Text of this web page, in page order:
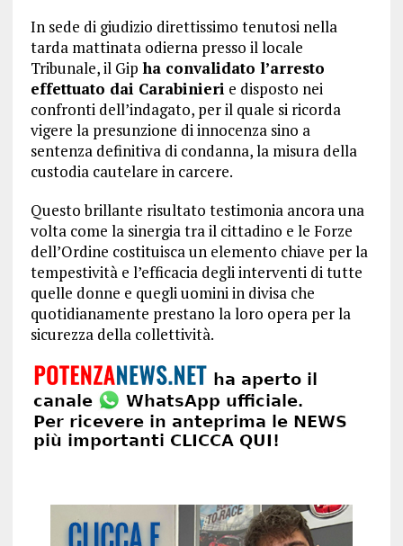
In sede di giudizio direttissimo tenutosi nella
tarda mattinata odierna presso il locale
Tribunale, il Gip ha convalidato l’arresto
effettuato dai Carabinieri e disposto nei
confronti dell’indagato, per il quale si ricorda
vigere la presunzione di innocenza sino a
sentenza definitiva di condanna, la misura della
custodia cautelare in carcere.
Questo brillante risultato testimonia ancora una
volta come la sinergia tra il cittadino e le Forze
dell’Ordine costituisca un elemento chiave per la
tempestività e l’efficacia degli interventi di tutte
quelle donne e quegli uomini in divisa che
quotidianamente prestano la loro opera per la
sicurezza della collettività.